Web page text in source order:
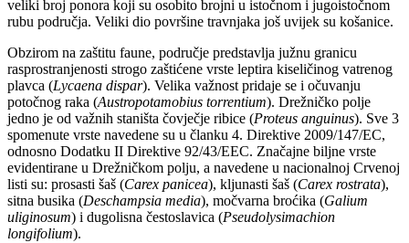
veliki broj ponora koji su osobito brojni u istočnom i jugoistočnom
rubu područja. Veliki dio površine travnjaka još uvijek su košanice.
Obzirom na zaštitu faune, područje predstavlja južnu granicu
rasprostranjenosti strogo zaštićene vrste leptira kiseličinog vatrenog
plavca (Lycaena dispar). Velika važnost pridaje se i očuvanju
potočnog raka (Austropotamobius torrentium). Drežničko polje
jedno je od važnih staništa čovječje ribice (Proteus anguinus). Sve 3
spomenute vrste navedene su u članku 4. Direktive 2009/147/EC,
odnosno Dodatku II Direktive 92/43/EEC. Značajne biljne vrste
evidentirane u Drežničkom polju, a navedene u nacionalnoj Crvenoj
listi su: prosasti šaš (Carex panicea), kljunasti šaš (Carex rostrata),
sitna busika (Deschampsia media), močvarna broćika (Galium
uliginosum) i dugolisna čestoslavica (Pseudolysimachion
longifolium).